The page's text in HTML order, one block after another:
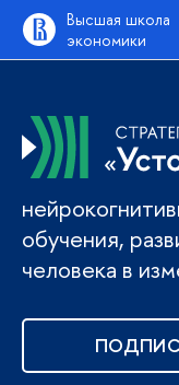
Высшая школа
экономики
обучения,
человека в